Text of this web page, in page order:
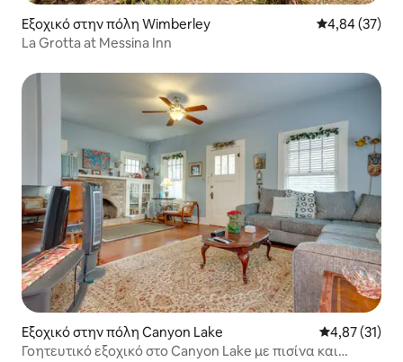
Εξοχικό στην πόλη Wimberley Μέση
4,84 (37)
La Grotta at Messina Inn
Εξοχικό στην πόλη Canyon Lake Μέση
4,87 (31)
Γοητευτικό εξοχικό στο Canyon Lake με πισίνα και